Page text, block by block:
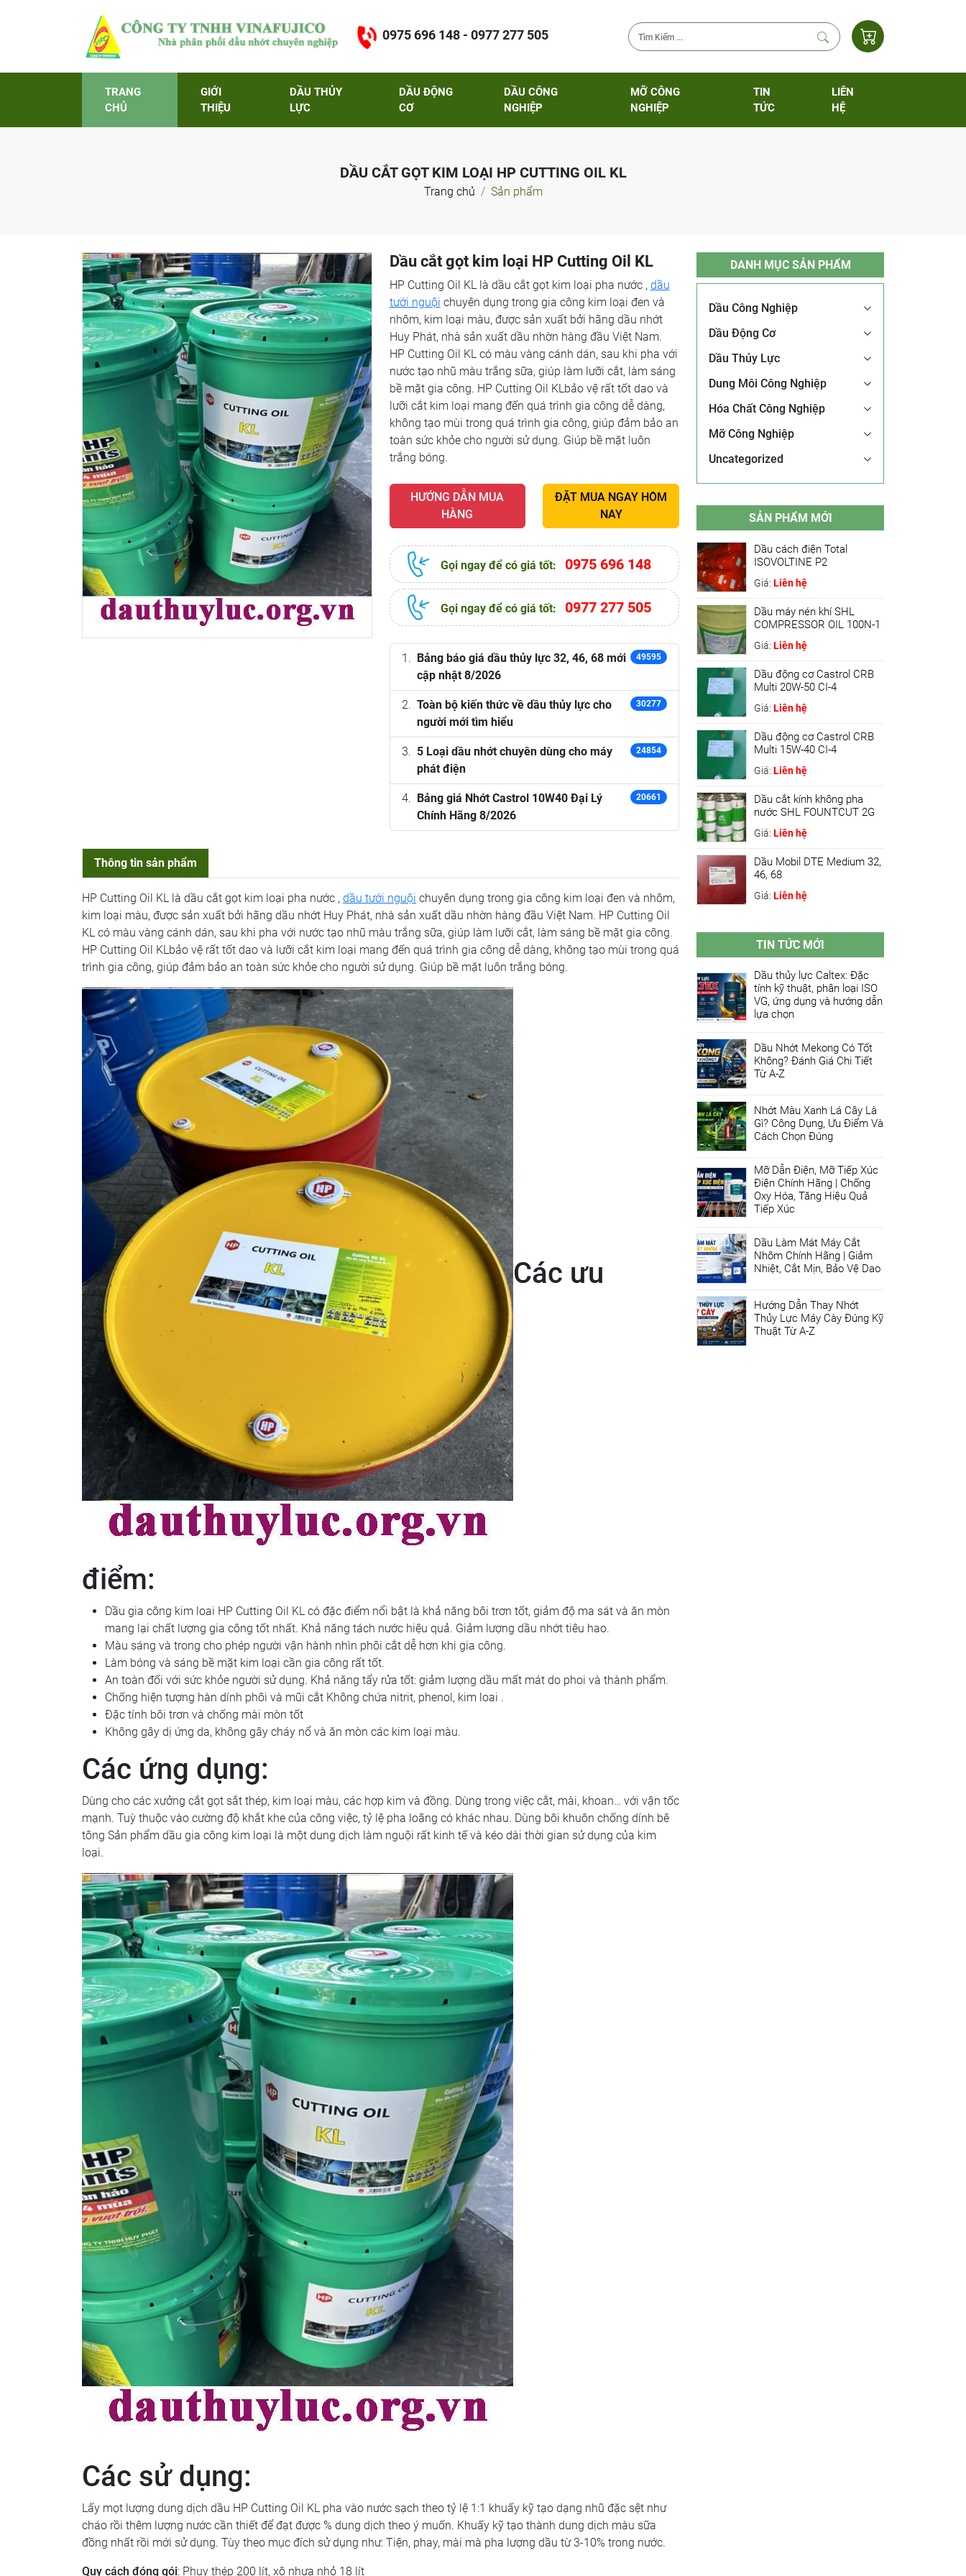
0975 696 148 - 0977 277 505
TRANG
CHỦ
GIỚI
THIỆU
DẦU THỦY
LỰC
DẦU ĐỘNG
CƠ
DẦU CÔNG
NGHIỆP
MỠ CÔNG
NGHIỆP
TIN
TỨC
LIÊN
HỆ
DẦU CẮT GỌT KIM LOẠI HP CUTTING OIL KL
Trang chủ Sản phẩm
Dầu cắt gọt kim loại HP Cutting Oil KL
HP Cutting Oil KL là dầu cắt gọt kim loại pha nước , dầu
tưới nguội chuyên dụng trong gia công kim loại đen và
nhôm, kim loại màu, được sản xuất bởi hãng dầu nhớt
Huy Phát, nhà sản xuất dầu nhờn hàng đầu Việt Nam.
HP Cutting Oil KL có màu vàng cánh dán, sau khi pha với
nước tạo nhũ màu trắng sữa, giúp làm lưỡi cắt, làm sáng
bề mặt gia công. HP Cutting Oil KLbảo vệ rất tốt dao và
lưỡi cắt kim loại mang đến quá trình gia công dễ dàng,
không tạo mùi trong quá trình gia công, giúp đảm bảo an
toàn sức khỏe cho người sử dụng. Giúp bề mặt luôn
trắng bóng.
HƯỚNG DẪN MUA
HÀNG
ĐẶT MUA NGAY HÔM
NAY
Gọi ngay để có giá tốt: 0975 696 148
Gọi ngay để có giá tốt: 0977 277 505
Bảng báo giá dầu thủy lực 32, 46, 68 mới
cập nhật 8/2026
49595
Toàn bộ kiến thức về dầu thủy lực cho
người mới tìm hiểu
30277
5 Loại dầu nhớt chuyên dùng cho máy
phát điện
24854
Bảng giá Nhớt Castrol 10W40 Đại Lý
Chính Hãng 8/2026
20661
Thông tin sản phẩm
HP Cutting Oil KL là dầu cắt gọt kim loại pha nước , dầu tưới nguội chuyên dụng trong gia công kim loại đen và nhôm,
kim loại màu, được sản xuất bởi hãng dầu nhớt Huy Phát, nhà sản xuất dầu nhờn hàng đầu Việt Nam. HP Cutting Oil
KL có màu vàng cánh dán, sau khi pha với nước tạo nhũ màu trắng sữa, giúp làm lưỡi cắt, làm sáng bề mặt gia công.
HP Cutting Oil KLbảo vệ rất tốt dao và lưỡi cắt kim loại mang đến quá trình gia công dễ dàng, không tạo mùi trong quá
trình gia công, giúp đảm bảo an toàn sức khỏe cho người sử dụng. Giúp bề mặt luôn trắng bóng.
Các ưu
điểm:
Dầu gia công kim loai HP Cutting Oil KL có đặc điểm nổi bật là khả năng bôi trơn tốt, giảm độ ma sát và ăn mòn
mang lại chất lượng gia công tốt nhất. Khả năng tách nước hiệu quả. Giảm lượng dầu nhớt tiêu hao.
Màu sáng và trong cho phép người vận hành nhìn phôi cắt dễ hơn khi gia công.
Làm bóng và sáng bề mặt kim loại cần gia công rất tốt.
An toàn đối với sức khỏe người sử dụng. Khả năng tẩy rửa tốt: giảm lượng dầu mất mát do phoi và thành phẩm.
Chống hiện tượng hàn dính phôi và mũi cắt Không chứa nitrit, phenol, kim loai .
Đặc tính bôi trơn và chống mài mòn tốt
Không gây dị ứng da, không gây cháy nổ và ăn mòn các kim loại màu.
Các ứng dụng:
Dùng cho các xưởng cắt gọt sắt thép, kim loại màu, các hợp kim và đồng. Dùng trong việc cắt, mài, khoan… với vận tốc
mạnh. Tuỳ thuộc vào cường độ khắt khe của công việc, tỷ lệ pha loãng có khác nhau. Dùng bôi khuôn chống dính bê
tông Sản phẩm dầu gia công kim loại là một dung dịch làm nguội rất kinh tế và kéo dài thời gian sử dụng của kim
loại.
Các sử dụng:
Lấy mọt lượng dung dịch dầu HP Cutting Oil KL pha vào nước sạch theo tỷ lệ 1:1 khuấy kỹ tạo dạng nhũ đặc sệt như
cháo rồi thêm lượng nước cần thiết để đạt được % dung dịch theo ý muốn. Khuấy kỹ tạo thành dung dịch màu sữa
đồng nhất rồi mới sử dụng. Tùy theo mục đích sử dụng như: Tiện, phay, mài mà pha lượng dầu từ 3-10% trong nước.
Quy cách đóng gói: Phuy thép 200 lít, xô nhựa nhỏ 18 lít
DANH MỤC SẢN PHẨM
Dầu Công Nghiệp
Dầu Động Cơ
Dầu Thủy Lực
Dung Môi Công Nghiệp
Hóa Chất Công Nghiệp
Mỡ Công Nghiệp
Uncategorized
SẢN PHẨM MỚI
Dầu cách điện Total
ISOVOLTINE P2
Giá: Liên hệ
Dầu máy nén khí SHL
COMPRESSOR OIL 100N-1
Giá: Liên hệ
Dầu động cơ Castrol CRB
Multi 20W-50 CI-4
Giá: Liên hệ
Dầu động cơ Castrol CRB
Multi 15W-40 CI-4
Giá: Liên hệ
Dầu cắt kính không pha
nước SHL FOUNTCUT 2G
Giá: Liên hệ
Dầu Mobil DTE Medium 32,
46, 68
Giá: Liên hệ
TIN TỨC MỚI
Dầu thủy lực Caltex: Đặc
tính kỹ thuật, phân loại ISO
VG, ứng dụng và hướng dẫn
lựa chọn
Dầu Nhớt Mekong Có Tốt
Không? Đánh Giá Chi Tiết
Từ A-Z
Nhớt Màu Xanh Lá Cây Là
Gì? Công Dụng, Ưu Điểm Và
Cách Chọn Đúng
Mỡ Dẫn Điện, Mỡ Tiếp Xúc
Điện Chính Hãng | Chống
Oxy Hóa, Tăng Hiệu Quả
Tiếp Xúc
Dầu Làm Mát Máy Cắt
Nhôm Chính Hãng | Giảm
Nhiệt, Cắt Mịn, Bảo Vệ Dao
Hướng Dẫn Thay Nhớt
Thủy Lực Máy Cày Đúng Kỹ
Thuật Từ A-Z